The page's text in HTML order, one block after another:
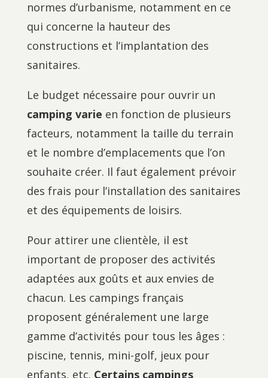
normes d’urbanisme, notamment en ce
qui concerne la hauteur des
constructions et l’implantation des
sanitaires.
Le budget nécessaire pour ouvrir un
camping varie en fonction de plusieurs
facteurs, notamment la taille du terrain
et le nombre d’emplacements que l’on
souhaite créer. Il faut également prévoir
des frais pour l’installation des sanitaires
et des équipements de loisirs.
Pour attirer une clientèle, il est
important de proposer des activités
adaptées aux goûts et aux envies de
chacun. Les campings français
proposent généralement une large
gamme d’activités pour tous les âges :
piscine, tennis, mini-golf, jeux pour
enfants, etc. Certains campings